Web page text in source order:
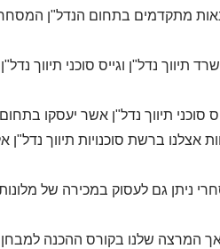
מתקדמים בתחום הנדל"ן
תיווך נדל"ן וגייס סוכני תיווך
סוכני תיווך נדל"ן אשר יעסקו
אצלנו ברשת סוכנויות תיווך
ניתן גם לעסוק במכירה של
אך המרצה שלנו בקורס ההכנה